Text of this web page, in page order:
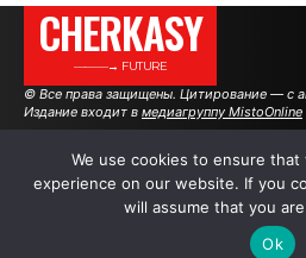
CHERKASY
———→ FUTURE
© Все права защищены. Цитирование — с
Издание входит в медиагруппу MistoOnline
We use cookies to ensure
experience on our website. If you
will assume that you
Ok